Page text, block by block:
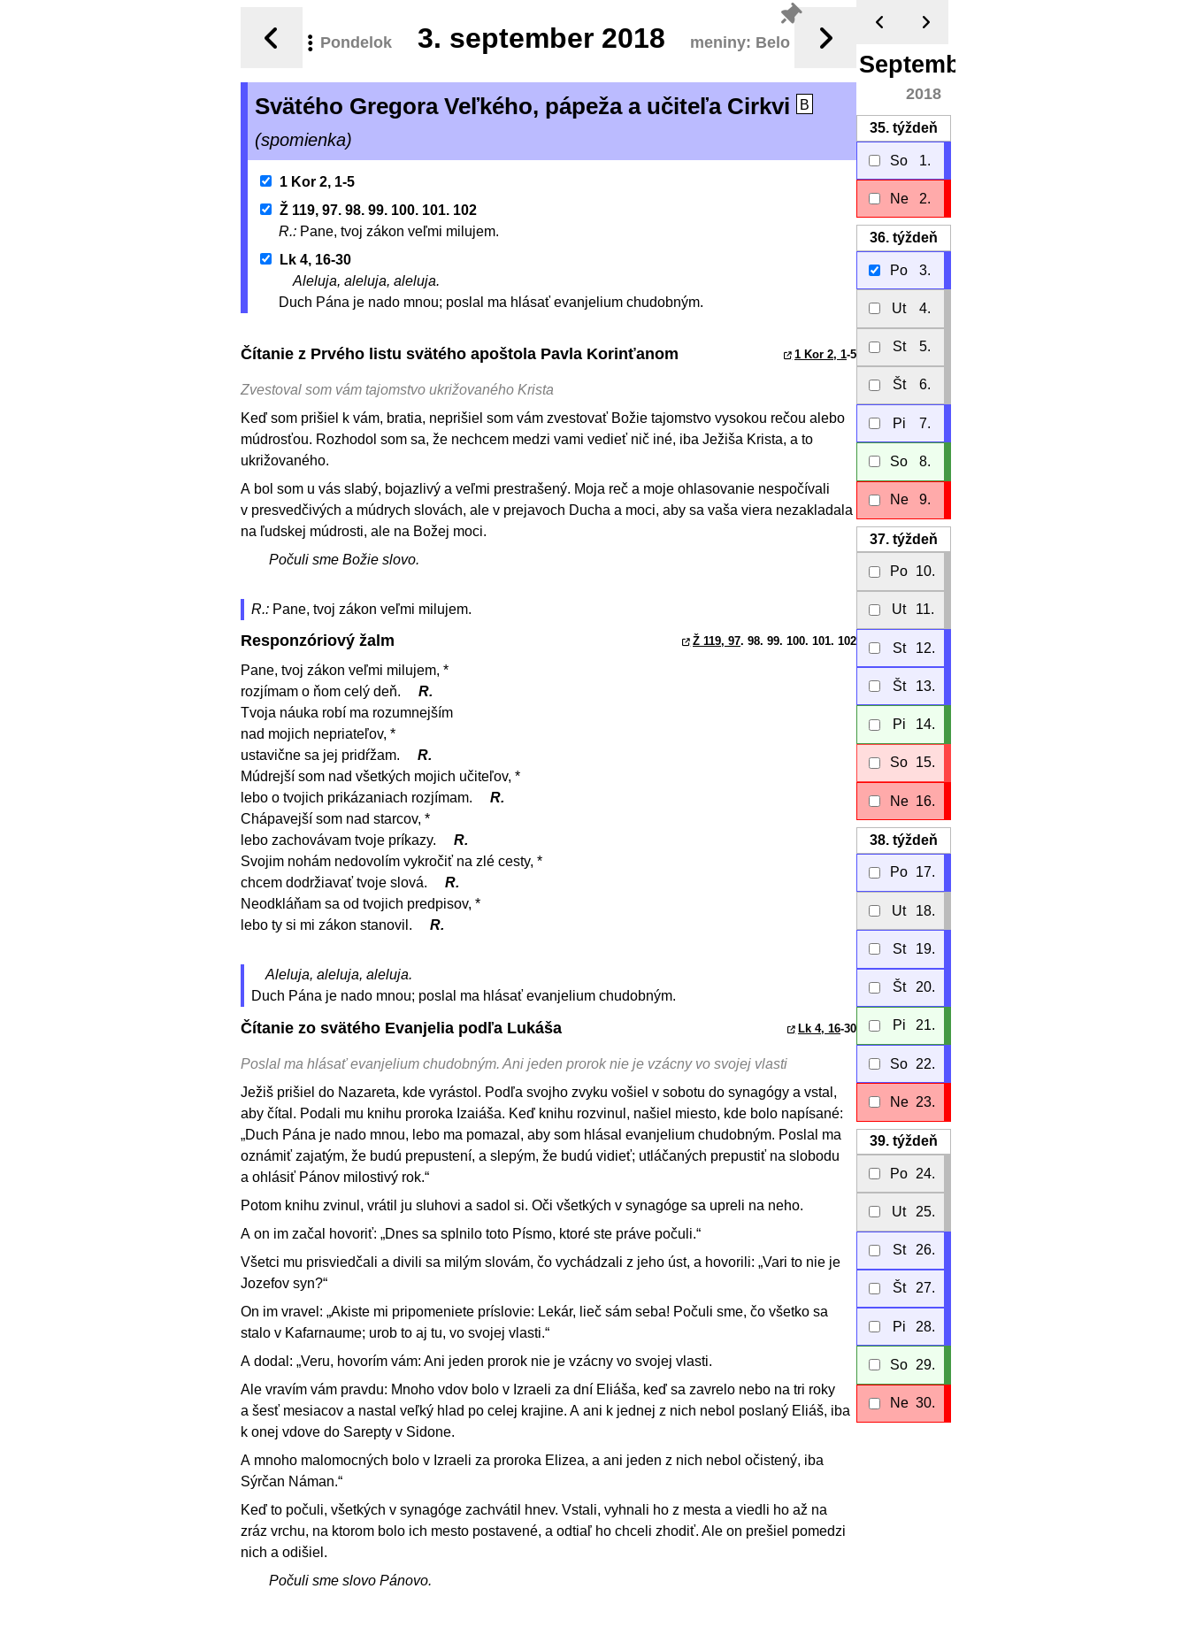
Pondelok 3. september 2018 meniny: Belo
Svätého Gregora Veľkého, pápeža a učiteľa Cirkvi B
(spomienka)
1 Kor 2, 1-5
Ž 119, 97. 98. 99. 100. 101. 102
R.: Pane, tvoj zákon veľmi milujem.
Lk 4, 16-30
Aleluja, aleluja, aleluja.
Duch Pána je nado mnou; poslal ma hlásať evanjelium chudobným.
Čítanie z Prvého listu svätého apoštola Pavla Korinťanom 1 Kor 2, 1-5
Zvestoval som vám tajomstvo ukrižovaného Krista
Keď som prišiel k vám, bratia, neprišiel som vám zvestovať Božie tajomstvo vysokou rečou alebo
múdrosťou. Rozhodol som sa, že nechcem medzi vami vedieť nič iné, iba Ježiša Krista, a to
ukrižovaného.
A bol som u vás slabý, bojazlivý a veľmi prestrašený. Moja reč a moje ohlasovanie nespočívali
v presvedčivých a múdrych slovách, ale v prejavoch Ducha a moci, aby sa vaša viera nezakladala
na ľudskej múdrosti, ale na Božej moci.
Počuli sme Božie slovo.
R.: Pane, tvoj zákon veľmi milujem.
Responzóriový žalm Ž 119, 97. 98. 99. 100. 101. 102
Pane, tvoj zákon veľmi milujem, *
rozjímam o ňom celý deň.
R.
Tvoja náuka robí ma rozumnejším
nad mojich nepriateľov, *
ustavične sa jej pridŕžam.
R.
Múdrejší som nad všetkých mojich učiteľov, *
lebo o tvojich prikázaniach rozjímam.
R.
Chápavejší som nad starcov, *
lebo zachovávam tvoje príkazy.
R.
Svojim nohám nedovolím vykročiť na zlé cesty, *
chcem dodržiavať tvoje slová.
R.
Neodkláňam sa od tvojich predpisov, *
lebo ty si mi zákon stanovil.
R.
Aleluja, aleluja, aleluja.
Duch Pána je nado mnou; poslal ma hlásať evanjelium chudobným.
Čítanie zo svätého Evanjelia podľa Lukáša Lk 4, 16-30
Poslal ma hlásať evanjelium chudobným. Ani jeden prorok nie je vzácny vo svojej vlasti
Ježiš prišiel do Nazareta, kde vyrástol. Podľa svojho zvyku vošiel v sobotu do synagógy a vstal,
aby čítal. Podali mu knihu proroka Izaiáša. Keď knihu rozvinul, našiel miesto, kde bolo napísané:
„Duch Pána je nado mnou, lebo ma pomazal, aby som hlásal evanjelium chudobným. Poslal ma
oznámiť zajatým, že budú prepustení, a slepým, že budú vidieť; utláčaných prepustiť na slobodu
a ohlásiť Pánov milostivý rok.“
Potom knihu zvinul, vrátil ju sluhovi a sadol si. Oči všetkých v synagóge sa upreli na neho.
A on im začal hovoriť: „Dnes sa splnilo toto Písmo, ktoré ste práve počuli.“
Všetci mu prisviedčali a divili sa milým slovám, čo vychádzali z jeho úst, a hovorili: „Vari to nie je
Jozefov syn?“
On im vravel: „Akiste mi pripomeniete príslovie: Lekár, lieč sám seba! Počuli sme, čo všetko sa
stalo v Kafarnaume; urob to aj tu, vo svojej vlasti.“
A dodal: „Veru, hovorím vám: Ani jeden prorok nie je vzácny vo svojej vlasti.
Ale vravím vám pravdu: Mnoho vdov bolo v Izraeli za dní Eliáša, keď sa zavrelo nebo na tri roky
a šesť mesiacov a nastal veľký hlad po celej krajine. A ani k jednej z nich nebol poslaný Eliáš, iba
k onej vdove do Sarepty v Sidone.
A mnoho malomocných bolo v Izraeli za proroka Elizea, a ani jeden z nich nebol očistený, iba
Sýrčan Náman.“
Keď to počuli, všetkých v synagóge zachvátil hnev. Vstali, vyhnali ho z mesta a viedli ho až na
zráz vrchu, na ktorom bolo ich mesto postavené, a odtiaľ ho chceli zhodiť. Ale on prešiel pomedzi
nich a odišiel.
Počuli sme slovo Pánovo.
September
2018
35.týždeň
So 1.
Ne 2.
36.týždeň
Po 3.
Ut 4.
St 5.
Št 6.
Pi 7.
So 8.
Ne 9.
37.týždeň
Po 10.
Ut 11.
St 12.
Št 13.
Pi 14.
So 15.
Ne 16.
38.týždeň
Po 17.
Ut 18.
St 19.
Št 20.
Pi 21.
So 22.
Ne 23.
39.týždeň
Po 24.
Ut 25.
St 26.
Št 27.
Pi 28.
So 29.
Ne 30.